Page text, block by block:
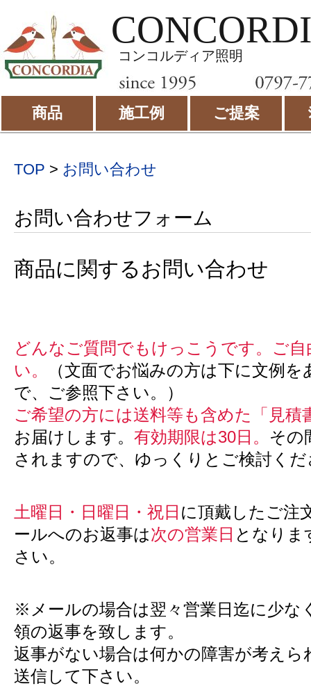
コンコルディア照明
商品 施工例 ご提案
TOP > お問い合わせ
お問い合わせフォーム
商品に関するお問い合わせ
どんなご質問でもけっこうです。ご
い。
（文面でお悩みの方は下に文例
で、ご参照下さい。）
ご希望の方には送料等も含めた「見積
お届けします。 有効期限は30日。 その
されますので、ゆっくりとご検討く
土曜日・日曜日・祝日 に頂戴したご注
ールへのお返事は次の営業日 となりま
さい。
※メールの場合は翌々営業日迄に少な
領の返事を致します。
返事がない場合は何かの障害が考えら
送信して下さい。